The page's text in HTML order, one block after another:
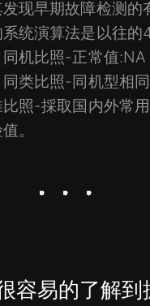
现早期故障检测的
统演算法是以往的
机比照-正常值:NA
类比照-同机型相
照-採取国内外常
。
容易的了解到